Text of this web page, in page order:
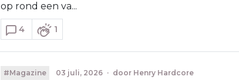
op rond een va...
4 1
#Magazine 03 juli, 2026 · door Henry Hardcore